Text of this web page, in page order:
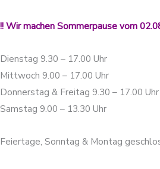
!! Wir machen Sommerpause vom
Dienstag 9.30 – 17.00 Uhr
Mittwoch 9.00 – 17.00 Uhr
Donnerstag & Freitag 9.30 – 17.00 Uhr
Samstag 9.00 – 13.30 Uhr
Feiertage, Sonntag & Montag